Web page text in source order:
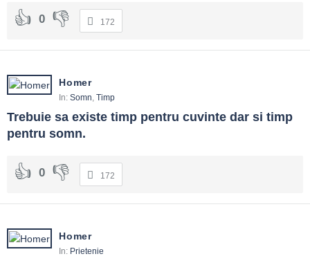
0 172
Homer
In: Somn, Timp
Trebuie sa existe timp pentru cuvinte dar si timp
pentru somn.
0 172
Homer
In: Prietenie